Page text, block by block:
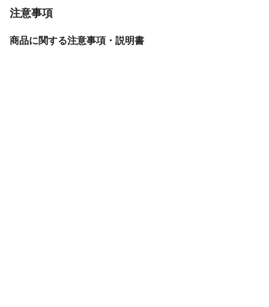
注意事項
商品に関する注意事項・説明書